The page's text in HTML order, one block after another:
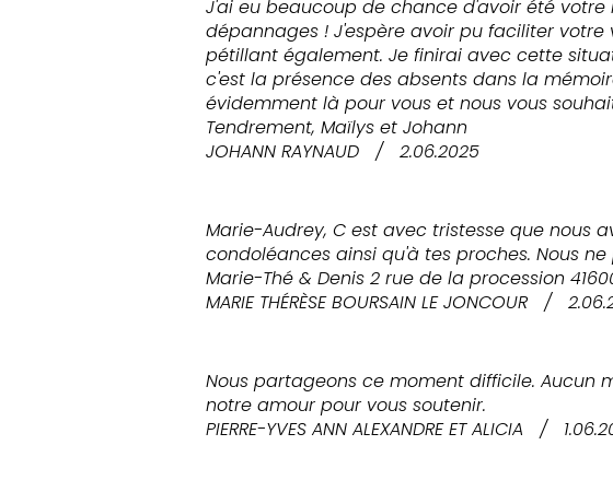
J'ai eu beaucoup de chance d'avoir été
dépannages ! J'espère avoir pu faciliter
pétillant également. Je finirai avec cette
c'est la présence des absents dans la
évidemment là pour vous et nous vous
Tendrement, Maïlys et Johann
JOHANN RAYNAUD
/ 2.06.2025
Marie-Audrey, C est avec tristesse que nous
condoléances ainsi qu'à tes proches. Nous
Marie-Thé & Denis 2 rue de la procession
MARIE THÉRÈSE BOURSAIN LE JONCOUR
/
Nous partageons ce moment difficile. Aucun
notre amour pour vous soutenir.
PIERRE-YVES ANN ALEXANDRE ET ALICIA
/